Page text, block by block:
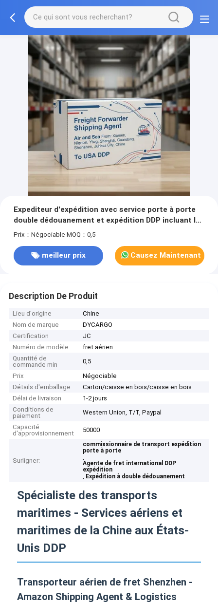
Expediteur d'expédition avec service porte à porte
double dédouanement et expédition DDP incluant la
taxe
Prix：Négociable MOQ：0,5
meilleur prix Causez Maintenant
Description De Produit
Lieu d'origine
Chine
Nom de marque
DYCARGO
Certification
JC
Numéro de modèle
fret aérien
Quantité de
commande min
0,5
Prix
Négociable
Détails d'emballage
Carton/caisse en bois/caisse en bois
Délai de livraison
1-2 jours
Conditions de
paiement
Western Union, T/T, Paypal
Capacité
d'approvisionnement
50000
Surligner:
commissionnaire de transport expédition
porte à porte
,
Agente de fret international DDP
expédition
, Expédition à double dédouanement
Spécialiste des transports
maritimes - Services aériens et
maritimes de la Chine aux États-
Unis DDP
Transporteur aérien de fret Shenzhen -
Amazon Shipping Agent & Logistics